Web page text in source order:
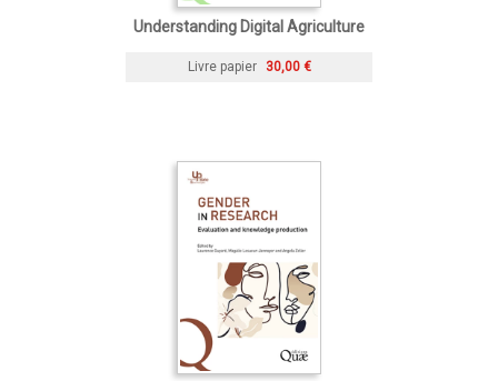
Understanding Digital Agriculture
Livre papier 30,00 €